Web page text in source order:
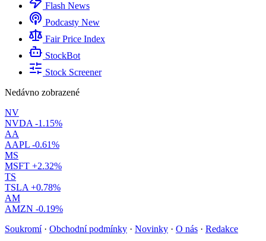
Flash News
Podcasty New
Fair Price Index
StockBot
Stock Screener
Nedávno zobrazené
NV
NVDA -1.15%
AA
AAPL -0.61%
MS
MSFT +2.32%
TS
TSLA +0.78%
AM
AMZN -0.19%
Soukromí · Obchodní podmínky · Novinky · O nás · Redakce